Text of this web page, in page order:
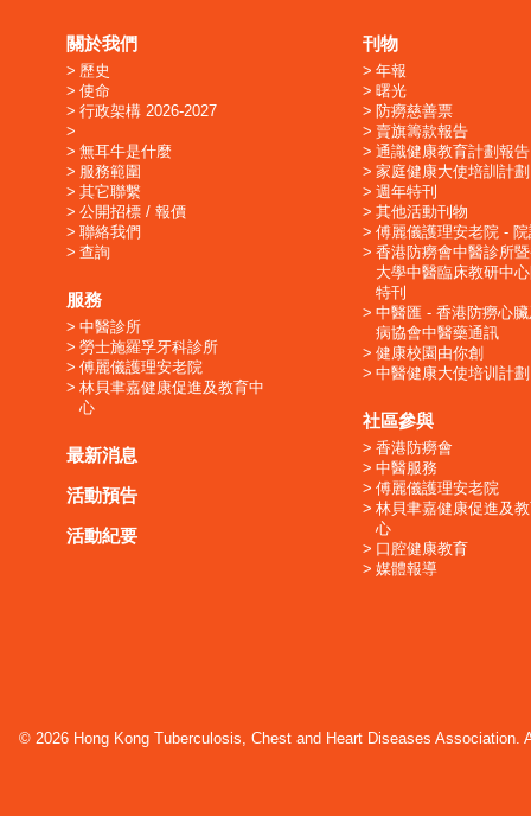
關於我們
歷史
使命
行政架構 2026-2027
無耳牛是什麼
服務範圍
其它聯繫
公開招標 / 報價
聯絡我們
查詢
服務
中醫診所
勞士施羅孚牙科診所
傅麗儀護理安老院
林貝聿嘉健康促進及教育中
心
最新消息
活動預告
活動紀要
刊物
年報
曙光
防癆慈善票
賣旗籌款報告
通識健康教育計劃報告
家庭健康大使培訓計劃
週年特刊
其他活動刊物
傅麗儀護理安老院 -
香港防癆會中醫診所
大學中醫臨床教研中
特刊
中醫匯 - 香港防癆心
病協會中醫藥通訊
健康校園由你創
中醫健康大使培训計劃
社區參與
香港防癆會
中醫服務
傅麗儀護理安老院
林貝聿嘉健康促進及
心
口腔健康教育
媒體報導
© 2026 Hong Kong Tuberculosis, Chest and Heart Diseases Association.